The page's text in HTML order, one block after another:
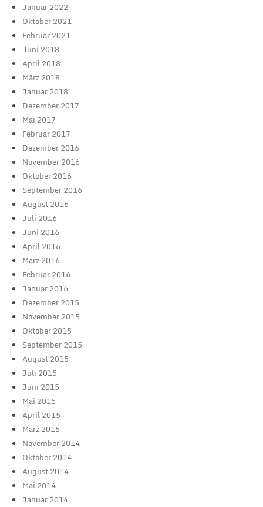
Januar 2022
Oktober 2021
Februar 2021
Juni 2018
April 2018
März 2018
Januar 2018
Dezember 2017
Mai 2017
Februar 2017
Dezember 2016
November 2016
Oktober 2016
September 2016
August 2016
Juli 2016
Juni 2016
April 2016
März 2016
Februar 2016
Januar 2016
Dezember 2015
November 2015
Oktober 2015
September 2015
August 2015
Juli 2015
Juni 2015
Mai 2015
April 2015
März 2015
November 2014
Oktober 2014
August 2014
Mai 2014
Januar 2014